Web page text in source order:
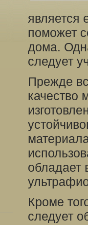
является
поможет
дома.
следует
Прежде
качество
обладает
Кроме
следует